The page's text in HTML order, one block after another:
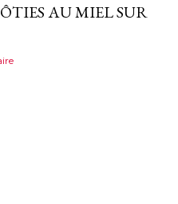
AU MIEL SUR